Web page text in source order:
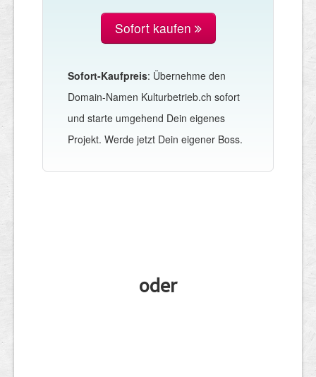
Sofort kaufen
Sofort-Kaufpreis: Übernehme den
Domain-Namen Kulturbetrieb.ch sofort
und starte umgehend Dein eigenes
Projekt. Werde jetzt Dein eigener Boss.
oder